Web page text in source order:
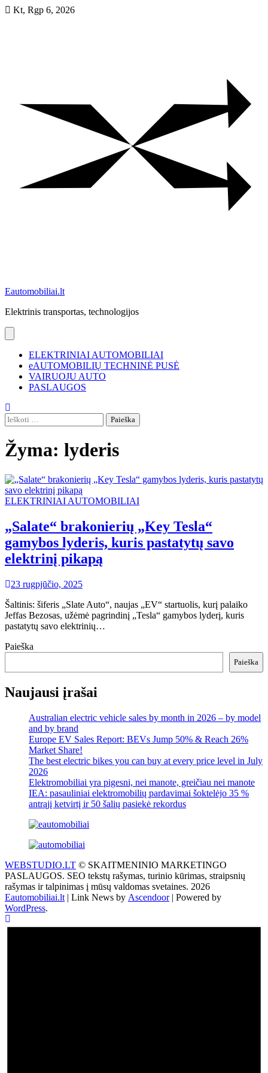
SkipKt, Rgp 6, 2026
Eautomobiliai.lt
Elektrinis transportas, technologijos
ELEKTRINIAI AUTOMOBILIAI
eAUTOMOBILIŲ TECHNINĖ PUSĖ
VAIRUOJU AUTO
PASLAUGOS
Ieškoti:
Žyma: lyderis
ELEKTRINIAI AUTOMOBILIAI
„Salate“ brakonierių „Key Tesla“
gamybos lyderis, kuris pastatytų savo
elektrinį pikapą
23 rugpjūčio, 2025
Šaltinis: šiferis „Slate Auto“, naujas „EV“ startuolis, kurį palaiko
Jeffas Bezosas, užėmė pagrindinį „Tesla“ gamybos lyderį, kuris
pastatytų savo elektrinių…
Paieška
Paieška
Naujausi įrašai
Australian electric vehicle sales by month in 2026 – by model
and by brand
Europe EV Sales Report: BEVs Jump 50% & Reach 26%
Market Share!
The best electric bikes you can buy at every price level in July
2026
Elektromobiliai yra pigesni, nei manote, greičiau nei manote
IEA: pasauliniai elektromobilių pardavimai šoktelėjo 35 %
antrąjį ketvirtį ir 50 šalių pasiekė rekordus
WEBSTUDIO.LT © SKAITMENINIO MARKETINGO
PASLAUGOS. SEO tekstų rašymas, turinio kūrimas, straipsnių
rašymas ir talpinimas į mūsų valdomas svetaines. 2026
Eautomobiliai.lt | Link News by Ascendoor| Powered by
WordPress.